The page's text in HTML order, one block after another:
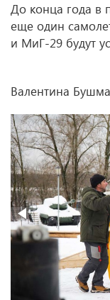
До конца года в
еще один
и МиГ-29 будут
Валентина